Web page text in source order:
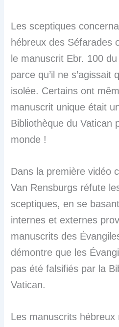
Les sceptiques
hébreux des Séfarades
le manuscrit Ebr. 100
parce qu’il ne s’agissait
isolée. Certains ont
manuscrit unique était
Bibliothèque du Vatican
monde !
Dans la première vidéo
Van Rensburgs réfute
sceptiques, en se
internes et externes
manuscrits des
démontre que les
pas été falsifiés par la
Vatican.
Les manuscrits hébreux